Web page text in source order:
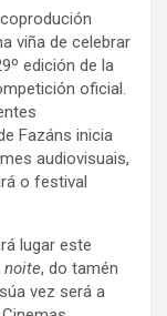
viña de celebrar
edición de la
oficial.
Fazáns inicia
audiovisuais,
o festival
lugar este
noite, do tamén
vez será a